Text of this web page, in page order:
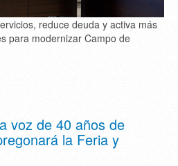
reduce deuda y activa más
para modernizar Campo de
voz de 40 años de
la Feria y